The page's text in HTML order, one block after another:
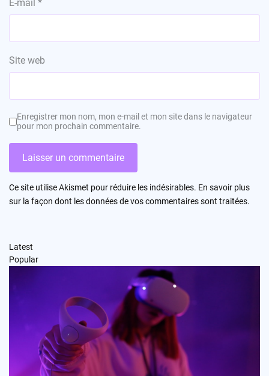
E-mail *
Site web
Enregistrer mon nom, mon e-mail et mon site dans le navigateur
pour mon prochain commentaire.
Ce site utilise Akismet pour réduire les indésirables. En savoir plus
sur la façon dont les données de vos commentaires sont traitées.
Latest
Popular